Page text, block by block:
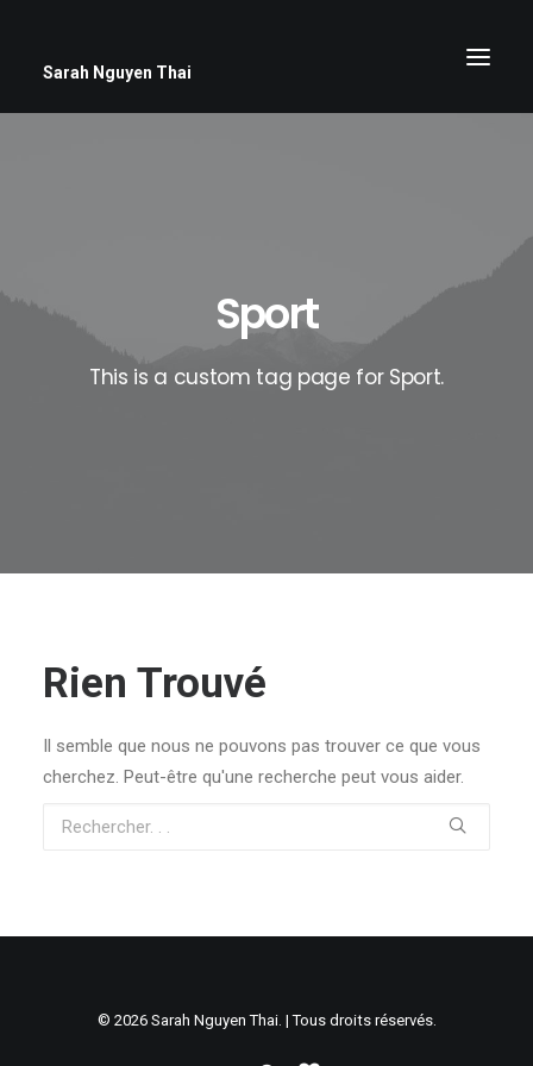
Sarah Nguyen Thai
Sport
This is a custom tag page for Sport.
Rien Trouvé
Il semble que nous ne pouvons pas trouver ce que vous
cherchez. Peut-être qu'une recherche peut vous aider.
© 2026 Sarah Nguyen Thai. | Tous droits réservés.